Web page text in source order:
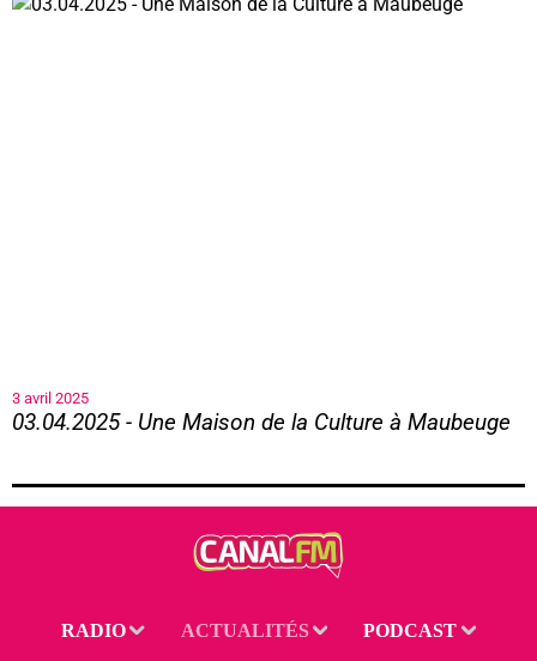
3 avril 2025
03.04.2025 - Une Maison de la Culture à Maubeuge
RADIO ACTUALITÉS PODCAST